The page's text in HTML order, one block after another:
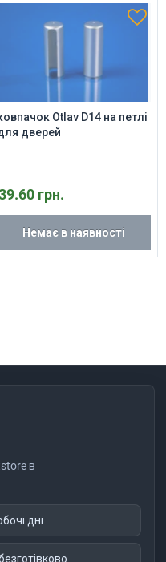
Otlav D14 на петлі
дверей
грн.
Немає в наявності
в
дні